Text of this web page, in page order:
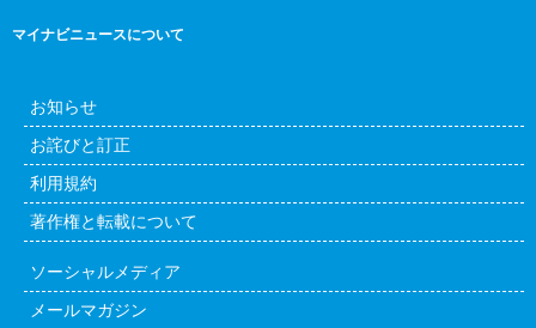
マイナビニュースについて
お知らせ
お詫びと訂正
利用規約
著作権と転載について
ソーシャルメディア
メールマガジン